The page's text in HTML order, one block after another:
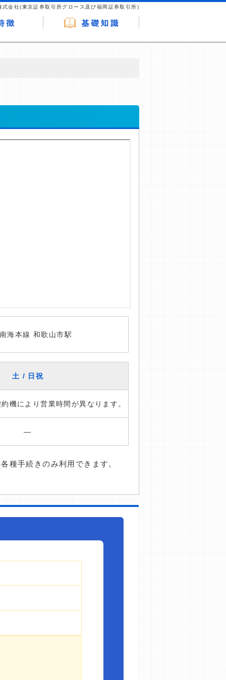
式会社(東京証券取引所グロース及び福岡証券取引所)
海本線 和歌山市駅
土 / 日祝
機により営業時間が異なります。
―
種手続きのみ利用できます。